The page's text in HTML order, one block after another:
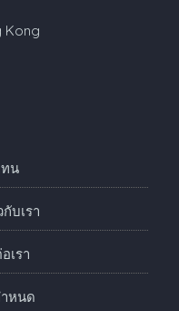
Kong
น
กับเรา
เรา
หนด